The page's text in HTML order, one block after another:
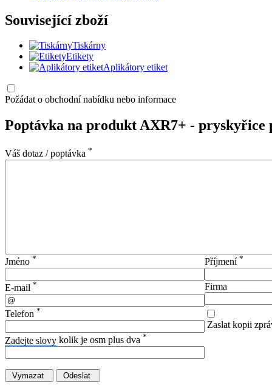
Související zboží
Tiskárny
Etikety
Aplikátory etiket
Požádat o obchodní nabídku nebo informace
Poptávka na produkt AXR7+ -
Váš dotaz / poptávka *
Jméno * Příjmení *
E-mail * Firma
Telefon *
Zaslat kopii
Zadejte slovy kolik je osm plus dva *